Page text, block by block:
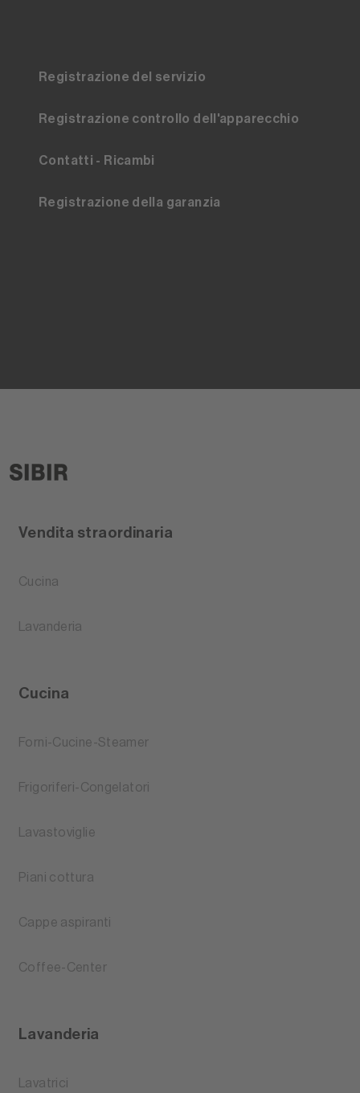
Registrazione del servizio
Registrazione controllo dell'apparecchio
Contatti - Ricambi
Registrazione della garanzia
Vendita straordinaria
Cucina
Lavanderia
Cucina
Forni-Cucine-Steamer
Frigoriferi-Congelatori
Lavastoviglie
Piani cottura
Cappe aspiranti
Coffee-Center
Lavanderia
Lavatrici